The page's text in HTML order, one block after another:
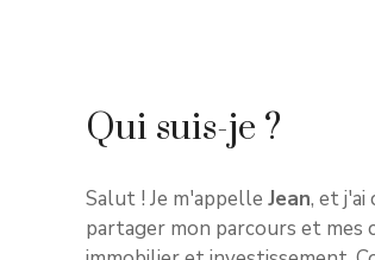
Qui suis-je ?
Salut ! Je m'appelle Jean, et j'ai
partager mon parcours et mes